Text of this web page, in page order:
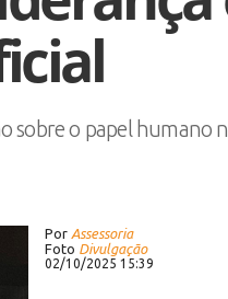
sobre o papel humano
Por Assessoria
Foto Divulgação
02/10/2025 15:39